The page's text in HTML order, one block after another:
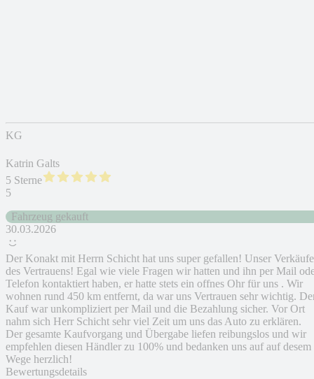
KG
Katrin Galts
5 Sterne
5
Fahrzeug gekauft
30.03.2026
Der Konakt mit Herrn Schicht hat uns super gefallen! Unser
des Vertrauens! Egal wie viele Fragen wir hatten und ihn per Mail
Telefon kontaktiert haben, er hatte stets ein offnes Ohr für uns . Wir
wohnen rund 450 km entfernt, da war uns Vertrauen sehr wichtig.
Kauf war unkompliziert per Mail und die Bezahlung sicher. Vor Ort
nahm sich Herr Schicht sehr viel Zeit um uns das Auto zu erklären.
Der gesamte Kaufvorgang und Übergabe liefen reibungslos und wir
empfehlen diesen Händler zu 100% und bedanken uns auf auf desem
Wege herzlich!
Bewertungsdetails